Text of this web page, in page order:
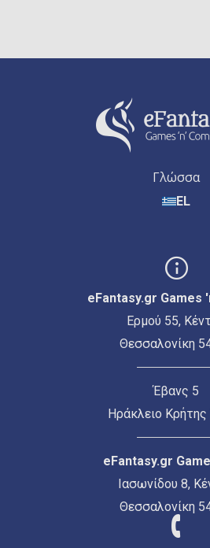
Γλώσσα
EL
eFantasy.gr Games
Ερμού 55,
Θεσσαλονίκη
Έβανς 5
Ηράκλειο Κρήτης
eFantasy.gr
Ιασωνίδου 8,
Θεσσαλονίκη